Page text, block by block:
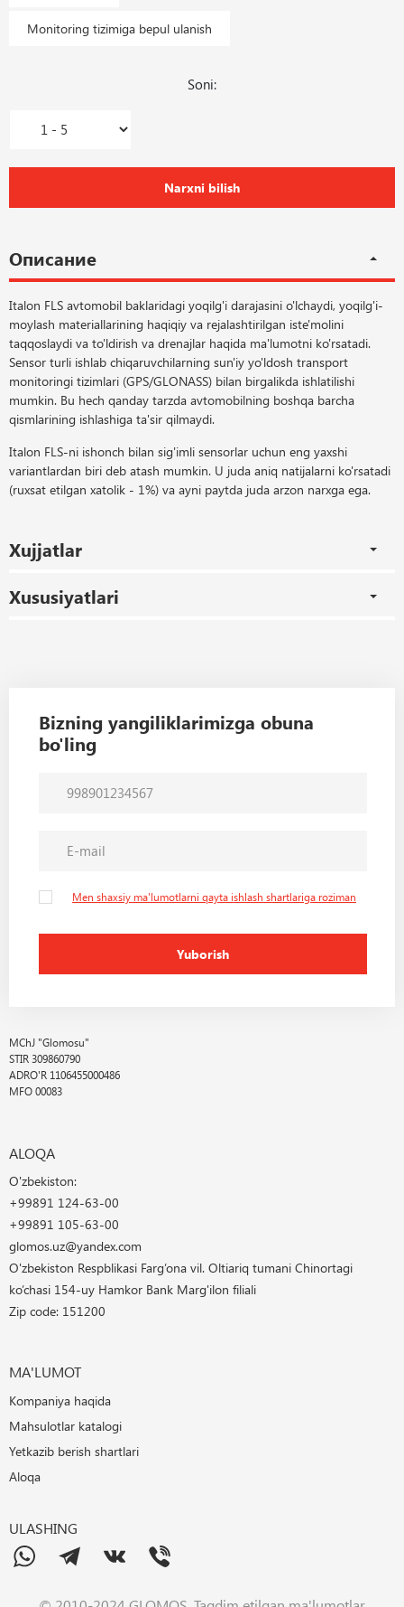
Monitoring tizimiga bepul ulanish
Soni:
Narxni bilish
Описание
Italon FLS avtomobil baklaridagi yoqilg'i darajasini o'lchaydi, yoqilg'i-
moylash materiallarining haqiqiy va rejalashtirilgan iste'molini
taqqoslaydi va to'ldirish va drenajlar haqida ma'lumotni ko'rsatadi.
Sensor turli ishlab chiqaruvchilarning sun'iy yo'ldosh transport
monitoringi tizimlari (GPS/GLONASS) bilan birgalikda ishlatilishi
mumkin. Bu hech qanday tarzda avtomobilning boshqa barcha
qismlarining ishlashiga ta'sir qilmaydi.
Italon FLS-ni ishonch bilan sig'imli sensorlar uchun eng yaxshi
variantlardan biri deb atash mumkin. U juda aniq natijalarni ko'rsatadi
(ruxsat etilgan xatolik - 1%) va ayni paytda juda arzon narxga ega.
Xujjatlar
Xususiyatlari
MChJ "Glomosu"
STIR 309860790
ADRO'R 1106455000486
MFO 00083
ALOQA
O'zbekiston:
+99891 124-63-00
+99891 105-63-00
glomos.uz@yandex.com
O'zbekiston Respblikasi Farg’ona vil. Oltiariq tumani Chinortagi
ko’chasi 154-uy Hamkor Bank Marg'ilon filiali
Zip code: 151200
MA'LUMOT
Kompaniya haqida
Mahsulotlar katalogi
Yetkazib berish shartlari
Aloqa
ULASHING
Bizning yangiliklarimizga obuna
bo'ling
Men shaxsiy ma'lumotlarni qayta ishlash shartlariga roziman
Yuborish